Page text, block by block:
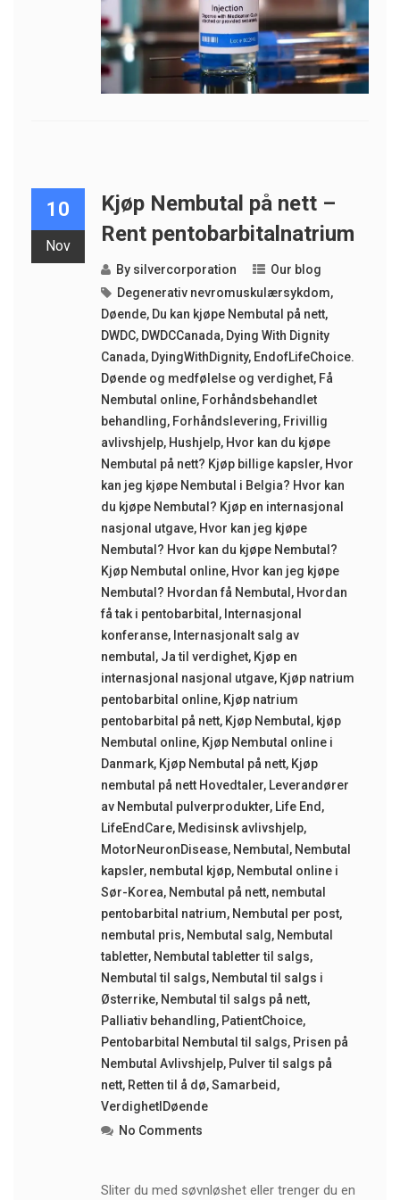
10
Nov
Kjøp Nembutal på nett –
Rent pentobarbitalnatrium
By silvercorporation
Our blog
Degenerativ nevromuskulærsykdom,
Døende, Du kan kjøpe Nembutal på nett,
DWDC, DWDCCanada, Dying With Dignity
Canada, DyingWithDignity, EndofLifeChoice.
Døende og medfølelse og verdighet, Få
Nembutal online, Forhåndsbehandlet
behandling, Forhåndslevering, Frivillig
avlivshjelp, Hushjelp, Hvor kan du kjøpe
Nembutal på nett? Kjøp billige kapsler, Hvor
kan jeg kjøpe Nembutal i Belgia? Hvor kan
du kjøpe Nembutal? Kjøp en internasjonal
nasjonal utgave, Hvor kan jeg kjøpe
Nembutal? Hvor kan du kjøpe Nembutal?
Kjøp Nembutal online, Hvor kan jeg kjøpe
Nembutal? Hvordan få Nembutal , Hvordan
få tak i pentobarbital , Internasjonal
konferanse, Internasjonalt salg av
nembutal , Ja til verdighet, Kjøp en
internasjonal nasjonal utgave, Kjøp natrium
pentobarbital online, Kjøp natrium
pentobarbital på nett, Kjøp Nembutal , kjøp
Nembutal online, Kjøp Nembutal online i
Danmark, Kjøp Nembutal på nett, Kjøp
nembutal på nett Hovedtaler, Leverandører
av Nembutal pulverprodukter, Life End ,
LifeEndCare, Medisinsk avlivshjelp,
MotorNeuronDisease, Nembutal , Nembutal
kapsler, nembutal kjøp, Nembutal online i
Sør-Korea, Nembutal på nett, nembutal
pentobarbital natrium, Nembutal per post,
nembutal pris, Nembutal salg, Nembutal
tabletter, Nembutal tabletter til salgs,
Nembutal til salgs, Nembutal til salgs i
Østerrike, Nembutal til salgs på nett,
Palliativ behandling, PatientChoice,
Pentobarbital Nembutal til salgs, Prisen på
Nembutal Avlivshjelp, Pulver til salgs på
nett, Retten til å dø,Samarbeid ,
VerdighetIDøende
No Comments
Sliter du med søvnløshet eller trenger du en